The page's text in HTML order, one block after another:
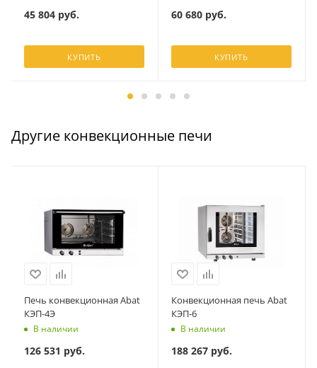
45 804руб.
КУПИТЬ
60 680руб.
КУПИТЬ
Другие конвекционные печи
Печь конвекционная Abat
КЭП-4Э
В наличии
126 531 руб.
Конвекционная печь Abat
КЭП-6
В наличии
188 267руб.